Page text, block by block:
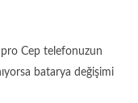
Cep telefonuzun
batarya değişimi